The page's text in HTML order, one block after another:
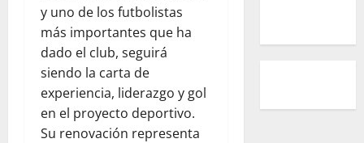
y uno de los futbolistas
más importantes que ha
dado el club, seguirá
siendo la carta de
experiencia, liderazgo y gol
en el proyecto deportivo.
Su renovación representa